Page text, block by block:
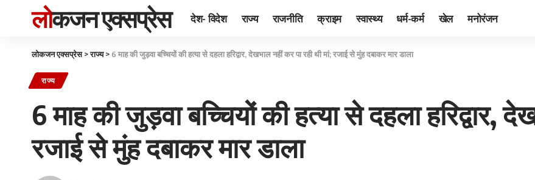
लोकजन एक्सप्रेस देश- विदेश राज्य राजनीति क्राइम स्वास्थ्य धर्म-कर्म खेल मनोरंजन
लोकजन एक्सप्रेस>राज्य> 6 माह की जुड़वा बच्चियों की हत्‍या से दहला हरिद्वार, देखभाल नहीं कर पा रही थी मां; रजाई से मुंह दबाकर मार डाला
राज्य
6 माह की जुड़वा बच्चियों की हत्‍या से दहला हरिद्वार,
रजाई से मुंह दबाकर मार डाला